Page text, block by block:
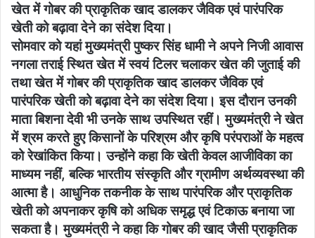
खेत में गोबर की प्राकृतिक खाद डालकर जैविक एवं पारंपरिक
खेती को बढ़ावा देने का संदेश दिया।
सोमवार को यहां मुख्यमंत्री पुष्कर सिंह धामी ने अपने निजी आवास
नगला तराई स्थित खेत में स्वयं टिलर चलाकर खेत की जुताई की
तथा खेत में गोबर की प्राकृतिक खाद डालकर जैविक एवं
पारंपरिक खेती को बढ़ावा देने का संदेश दिया। इस दौरान उनकी
माता बिशना देवी भी उनके साथ उपस्थित रहीं। मुख्यमंत्री ने खेत
में श्रम करते हुए किसानों के परिश्रम और कृषि परंपराओं के महत्व
को रेखांकित किया। उन्होंने कहा कि खेती केवल आजीविका का
माध्यम नहीं, बल्कि भारतीय संस्कृति और ग्रामीण अर्थव्यवस्था की
आत्मा है। आधुनिक तकनीक के साथ पारंपरिक और प्राकृतिक
खेती को अपनाकर कृषि को अधिक समृद्ध एवं टिकाऊ बनाया जा
सकता है। मुख्यमंत्री ने कहा कि गोबर की खाद जैसी प्राकृतिक